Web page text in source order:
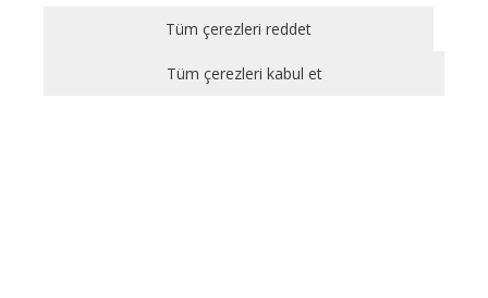
özelliklerinden faydalanabilmek için kullanılan
olmadan, websitesinden sağlanan temel
Tüm çerezleri reddet
Tüm çerezleri kabul et